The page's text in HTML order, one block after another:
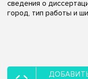
сведения о
город, тип работы и